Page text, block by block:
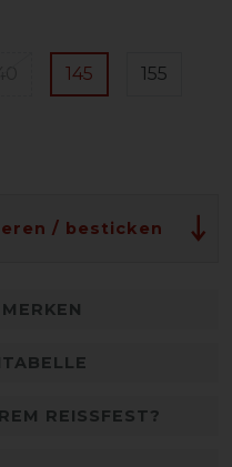
145 155
/ besticken
REISSFEST?